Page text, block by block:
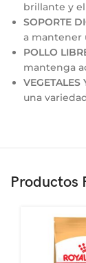
brillante y
SOPORTE
a mantener
POLLO
mantenga
VEGETALES
una
Productos